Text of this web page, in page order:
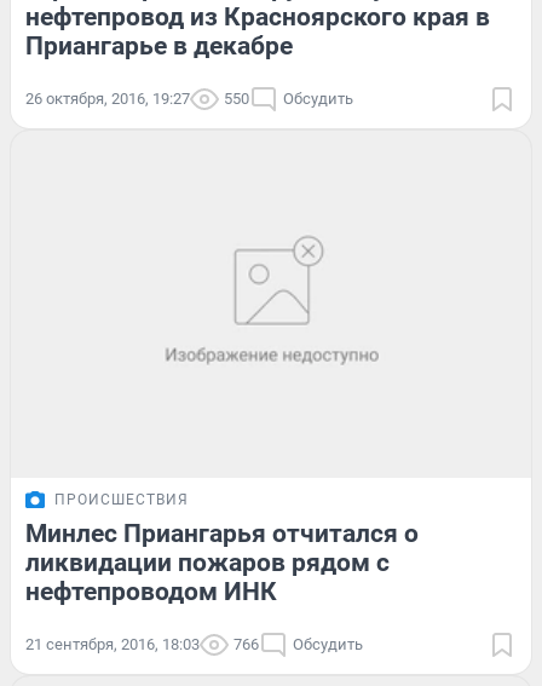
нефтепровод из Красноярского края в
Приангарье в декабре
26 октября, 2016, 19:27 550 Обсудить
ПРОИСШЕСТВИЯ
Минлес Приангарья отчитался о
ликвидации пожаров рядом с
нефтепроводом ИНК
21 сентября, 2016, 18:03 766 Обсудить